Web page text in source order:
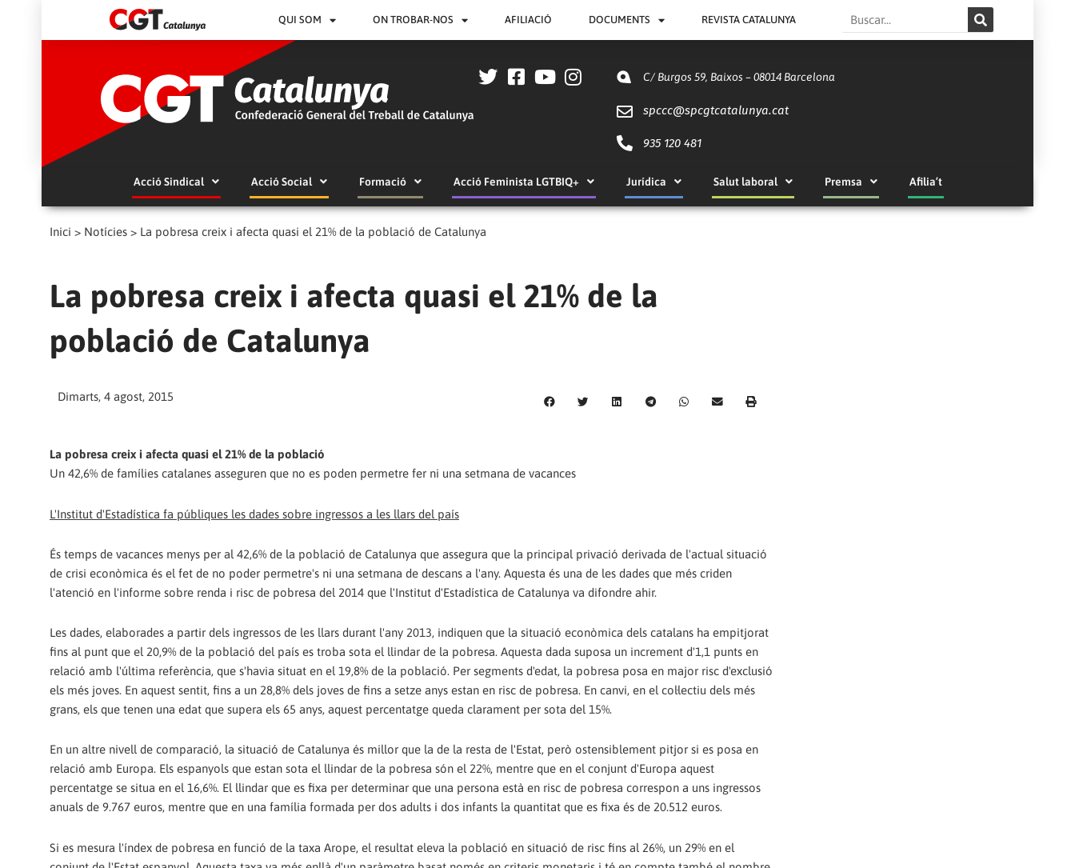
QUI SOM ON TROBAR-NOS AFILIACIÓ DOCUMENTS REVISTA CATALUNYA Search
C/ Burgos 59, Baixos – 08014 Barcelona
spccc@spcgtcatalunya.cat
935 120 481
Acció Sindical Acció Social Formació Acció Feminista LGTBIQ+ Jurídica Salut laboral Premsa Afilia’t
Inici > Notícies > La pobresa creix i afecta quasi el 21% de la població de Catalunya
La pobresa creix i afecta quasi el 21% de la
població de Catalunya
Dimarts, 4 agost, 2015
La pobresa creix i afecta quasi el 21% de la població
Un 42,6% de famílies catalanes asseguren que no es poden permetre fer ni una setmana de vacances
L'Institut d'Estadística fa públiques les dades sobre ingressos a les llars del país
És temps de vacances menys per al 42,6% de la població de Catalunya que assegura que la principal privació derivada de l'actual situació
de crisi econòmica és el fet de no poder permetre's ni una setmana de descans a l'any. Aquesta és una de les dades que més criden
l'atenció en l'informe sobre renda i risc de pobresa del 2014 que l'Institut d'Estadística de Catalunya va difondre ahir.
Les dades, elaborades a partir dels ingressos de les llars durant l'any 2013, indiquen que la situació econòmica dels catalans ha empitjorat
fins al punt que el 20,9% de la població del país es troba sota el llindar de la pobresa. Aquesta dada suposa un increment d'1,1 punts en
relació amb l'última referència, que s'havia situat en el 19,8% de la població. Per segments d'edat, la pobresa posa en major risc d'exclusió
els més joves. En aquest sentit, fins a un 28,8% dels joves de fins a setze anys estan en risc de pobresa. En canvi, en el col·lectiu dels més
grans, els que tenen una edat que supera els 65 anys, aquest percentatge queda clarament per sota del 15%.
En un altre nivell de comparació, la situació de Catalunya és millor que la de la resta de l'Estat, però ostensiblement pitjor si es posa en
relació amb Europa. Els espanyols que estan sota el llindar de la pobresa són el 22%, mentre que en el conjunt d'Europa aquest
percentatge se situa en el 16,6%. El llindar que es fixa per determinar que una persona està en risc de pobresa correspon a uns ingressos
anuals de 9.767 euros, mentre que en una família formada per dos adults i dos infants la quantitat que es fixa és de 20.512 euros.
Si es mesura l'índex de pobresa en funció de la taxa Arope, el resultat eleva la població en situació de risc fins al 26%, un 29% en el